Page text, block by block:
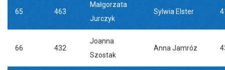
65 463
Małgorzata
Jurczyk
Sylwia Elster
66 432
Joanna
Szostak
Anna Jamróz